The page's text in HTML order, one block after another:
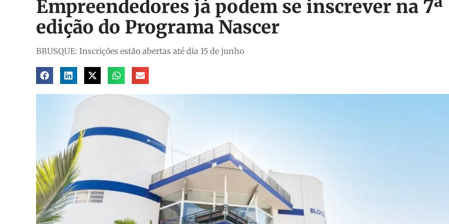
Empreendedores já podem se inscrever na 7ª
edição do Programa Nascer
BRUSQUE: Inscrições estão abertas até dia 15 de junho